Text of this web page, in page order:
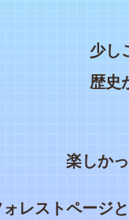
少し
歴史
楽しか
レストページ